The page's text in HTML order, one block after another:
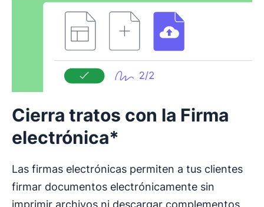
Cierra tratos con la Firma
electrónica*
Las firmas electrónicas permiten a tus clientes
firmar documentos electrónicamente sin